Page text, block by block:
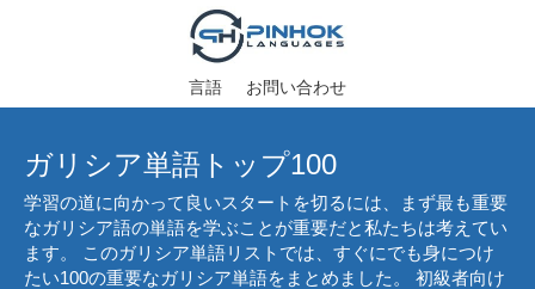
言語 お問い合わせ
ガリシア単語トップ100
学習の道に向かって良いスタートを切るには、まず最も重要
なガリシア語の単語を学ぶことが重要だと私たちは考えてい
ます。 このガリシア単語リストでは、すぐにでも身につけ
たい100の重要なガリシア単語をまとめました。 初級者向け